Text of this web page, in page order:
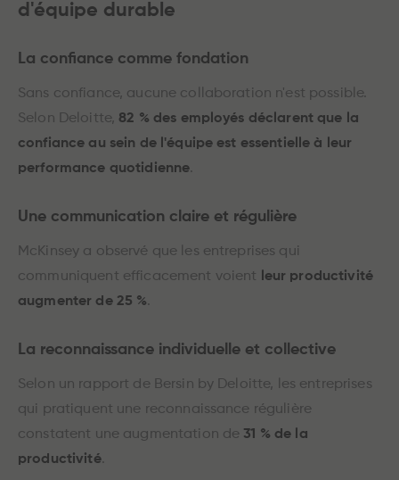
d'équipe durable
La confiance comme fondation
Sans confiance, aucune collaboration n'est possible.
Selon Deloitte, 82 % des employés déclarent que la
confiance au sein de l'équipe est essentielle à leur
performance quotidienne.
Une communication claire et régulière
McKinsey a observé que les entreprises qui
communiquent efficacement voient
leur productivité
augmenter de 25 %.
La reconnaissance individuelle et collective
Selon un rapport de Bersin by Deloitte, les entreprises
qui pratiquent une reconnaissance régulière
constatent une augmentation de 31 % de la
productivité.